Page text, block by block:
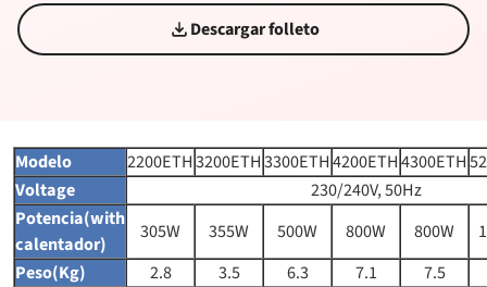
Descargar folleto
Modelo 2200ETH3200ETH3300ETH4200ETH4300ETH
Voltage
230/240V, 50Hz
Potencia(with
calentador)
305W 355W 500W 800W 800W
Peso(Kg)
2.8 3.5 6.3 7.1
7.5